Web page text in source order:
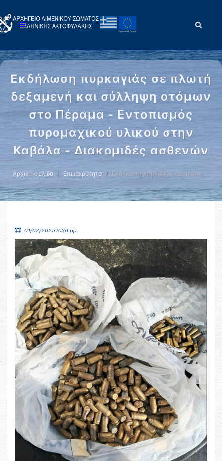
Εκδήλωση πυρκαγιάς σε πλωτή
δεξαμενή και σύλληψη ατόμων
στο Πέραμα - Εντοπισμός
πυρομαχικού υλικού στην
Καβάλα - Διακομιδές ασθενών
Αρχική σελίδα Επικαιρότητα Εκδήλωση πυρκαγιάς σε πλωτή …
01/02/2025 8:36 μμ.